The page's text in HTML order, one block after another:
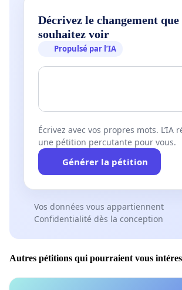
Décrivez le changement que
souhaitez voir
Propulsé par l’IA
Écrivez avec vos propres mots. L’IA
une pétition percutante pour vous.
Générer la pétition
Vos données vous appartiennent
Confidentialité dès la conception
Autres pétitions qui pourraient vous